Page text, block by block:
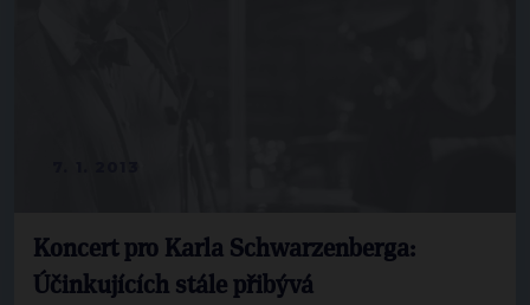
Koncert pro Karla Schwarzenberga:
Účinkujících stále přibývá